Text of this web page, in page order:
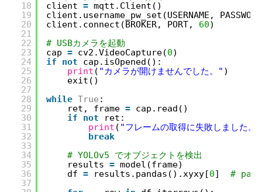
18
19
20
21
22
23
24
25
26
27
28
29
30
31
32
33
34
35
36
37
client = mqtt.Client()
client.username_pw_set(USERNAME,
client.connect(BROKER, PORT, 60)
# USBカメラを起動
cap = cv2.VideoCapture(0)
if
not
cap.isOpened():
print ( "カメラが開けませんでした。" )
exit()
while True :
ret, frame = cap.read()
if
not
ret:
print ( "フレームの取得に失敗しました。"
break
# YOLOv5 でオブジェクトを検出
results = model(frame)
df = results.pandas().xyxy[0] #